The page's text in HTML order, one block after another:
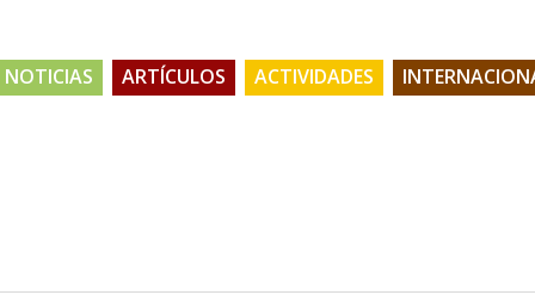
NOTICIAS ARTÍCULOS ACTIVIDADES